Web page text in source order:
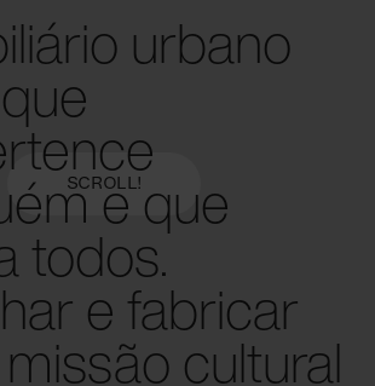
SCROLL!
urbano
e que
todos.
e fabricar
cultural